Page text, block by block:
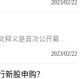
2023/02/22
释义是首次公开募...
2023/02/22
新股申购？